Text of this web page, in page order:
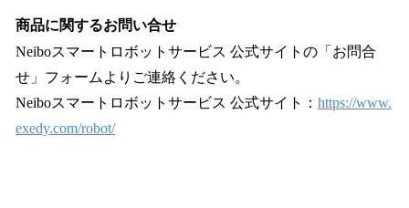
商品に関するお問い合せ
Neiboスマートロボットサービス 公式サイトの「お問合
せ」フォームよりご連絡ください。
Neiboスマートロボットサービス 公式サイト： https://www.
exedy.com/robot/